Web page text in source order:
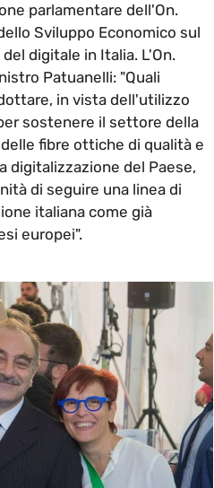
parlamentare dell'On.
Sviluppo Economico sul
digitale in Italia. L'On.
Patuanelli: "Quali
in vista dell'utilizzo
sostenere il settore della
fibre ottiche di qualità e
digitalizzazione del Paese,
di seguire una linea di
italiana come già
europei".